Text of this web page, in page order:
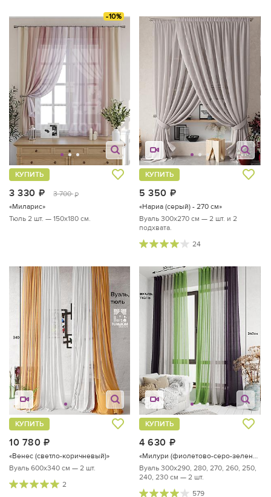
-10%
3 330 руб.
3 700 руб.
КУПИТЬ
«Миларис»
Тюль 2 шт. — 150х180 см.
5 350
КУПИТЬ
«Нариа (серый) - 270 см»
Вуаль 300х270 см — 2 шт. и 2
подхвата.
24
10 780
КУПИТЬ
«Венес (светло-коричневый)»
Вуаль 600х340 см — 2 шт.
2
4 630
КУПИТЬ
Вуаль 300х290, 280, 270, 260, 250,
240, 230 см — 2 шт.
579